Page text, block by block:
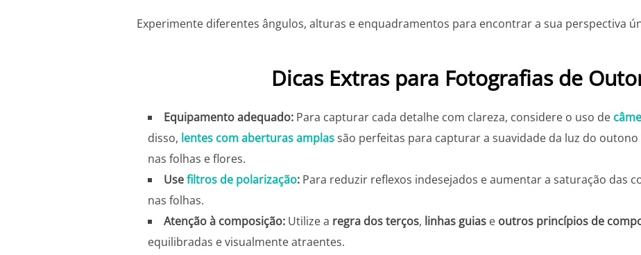
Experimente diferentes ângulos, alturas e enquadramentos para encontrar a sua perspectiva
Dicas Extras para Fotografias de
Equipamento adequado: Para capturar cada detalhe com clareza, considere o uso de
disso, lentes com aberturas amplassão perfeitas para capturar a suavidade da luz do
nas folhas e flores.
Usefiltros de polarização: Para reduzir reflexos indesejados e aumentar a saturação das
nas folhas.
Atenção à composição: Utilize a regra dos terços, linhas guias e outros princípios de
equilibradas e visualmente atraentes.